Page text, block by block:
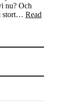
nu? Och
stort… Read